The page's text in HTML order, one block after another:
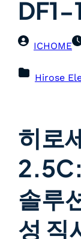
DF1-
ICHOME
Hirose
히로
솔루
성 직